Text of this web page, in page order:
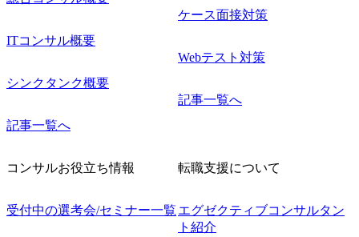
ITコンサル概要
シンクタンク概要
記事一覧へ
ケース面接対策
Webテスト対策
記事一覧へ
コンサルお役立ち情報
受付中の選考会/セミナー一覧
転職支援について
エグゼクティブコンサルタン
ト紹介